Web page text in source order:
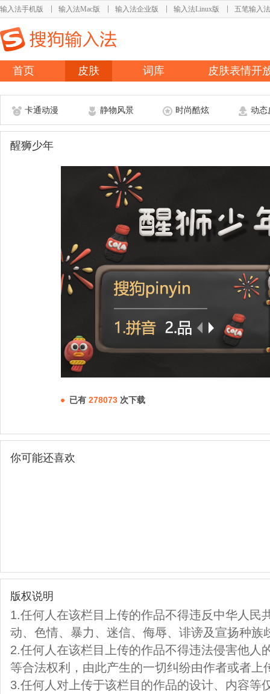
输入法手机版 输入法Mac版 输入法企业版 输入法Linux版 五笔输入法
首页 皮肤 词库 皮肤表情开
卡通动漫 静物风景 时尚酷炫 动态
醒狮少年
已有 278073 次下载
你可能还喜欢
版权说明
1.任何人在该栏目上传的作品不得违反中华人民
动、色情、暴力、迷信、侮辱、诽谤及宣扬种族
2.任何人在该栏目上传的作品不得违法侵害他人
等合法权利，由此产生的一切纠纷由作者或者上
3.任何人对上传于该栏目的作品的设计、内容等